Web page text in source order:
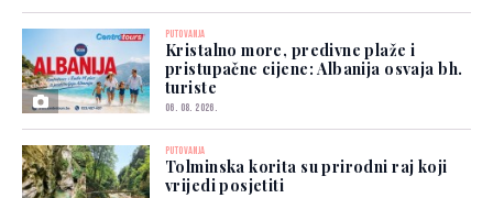
PUTOVANJA
Kristalno more, predivne plaže i
pristupačne cijene: Albanija osvaja bh.
turiste
06. 08. 2026.
PUTOVANJA
Tolminska korita su prirodni raj koji
vrijedi posjetiti